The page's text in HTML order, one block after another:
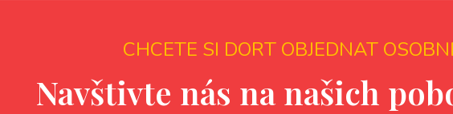
CHCETE SI DORT OBJEDNAT
Navštivte nás na našich